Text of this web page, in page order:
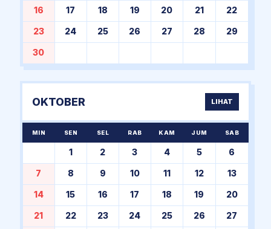
16 17 18 19 20 21 22
23 24 25 26 27 28 29
30
OKTOBER LIHAT
MIN SEN SEL RAB KAM JUM SAB
1 2 3 4 5 6
7 8 9 10 11 12 13
14 15 16 17 18 19 20
21 22 23 24 25 26 27